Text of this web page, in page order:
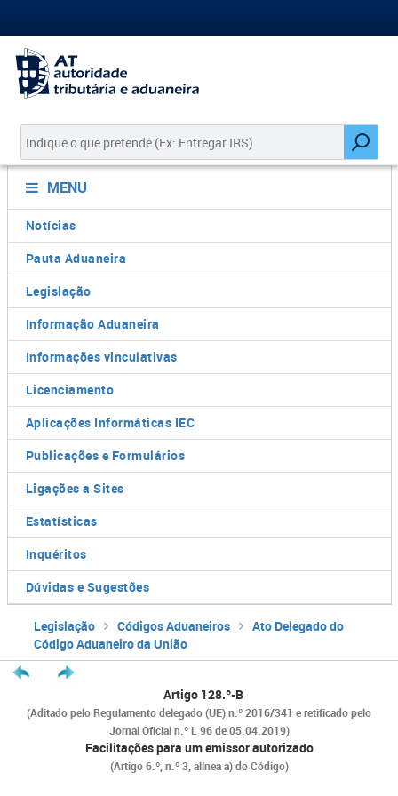
MENU
Notícias
Pauta Aduaneira
Legislação
Informação Aduaneira
Informações vinculativas
Licenciamento
Aplicações Informáticas IEC
Publicações e Formulários
Ligações a Sites
Estatísticas
Inquéritos
Dúvidas e Sugestões
Legislação Códigos Aduaneiros
Ato Delegado do
Código Aduaneiro da União
Artigo 128.º-B
(Aditado pelo Regulamento delegado (UE) n.º 2016/341 e retificado pelo
Jornal Oficial n.º L 96 de 05.04.2019)
Facilitações para um emissor autorizado
(Artigo 6.º, n.º 3, alínea a) do Código)